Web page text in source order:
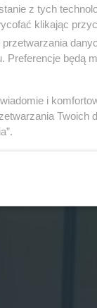
z tych
klikając
przetwarzania
będą
i
Twoich